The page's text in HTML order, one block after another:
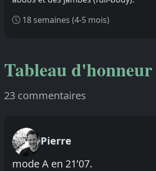
18 semaines (4-5 mois)
Tableau d'honneur
23 commentaires
Pierre
mode A en 21’07.